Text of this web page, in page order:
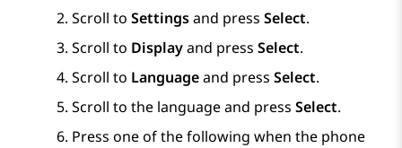
Scroll to Settingsand press Select.
Scroll to Displayand press Select.
Scroll to Languageand press Select.
Scroll to the language and press Select.
Press one of the following when the phone